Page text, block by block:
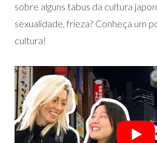
sobre alguns tabus da cultura
sexualidade, frieza? Conheça um
cultura!